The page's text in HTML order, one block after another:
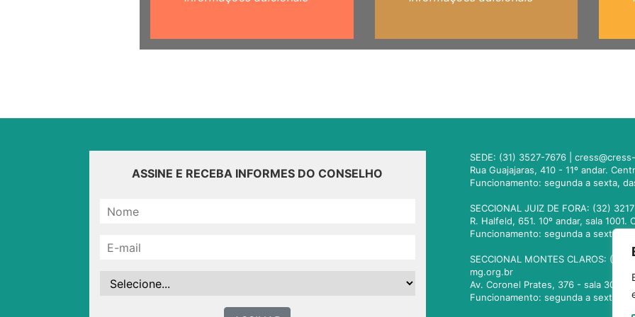
ASSINE E RECEBA INFORMES DO CONSELHO
SEDE: (31) 3527-7676 |
Rua Guajajaras, 410 - 11º andar.
Funcionamento: segunda a sexta,
SECCIONAL JUIZ DE FORA: (32)
R. Halfeld, 651. 10º andar, sala
Funcionamento: segunda a sexta,
SECCIONAL MONTES CLAROS:
mg.org.br
Av. Coronel Prates, 376 - sala 301.
Funcionamento: segunda a sexta,